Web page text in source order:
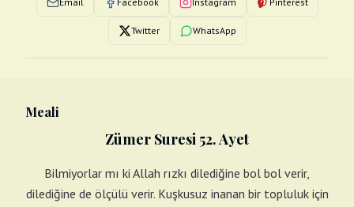
Twitter WhatsApp
Meali
Zümer Suresi 52. Ayet
Bilmiyorlar mı ki Allah rızkı dilediğine bol bol verir,
dilediğine de ölçülü verir. Kuşkusuz inanan bir topluluk için